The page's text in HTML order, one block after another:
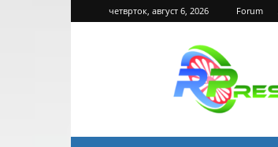
четврток, август 6, 2026 Forum
PRESS